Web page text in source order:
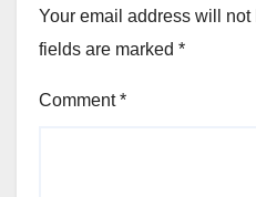
Your email address will not
fields are marked *
Comment*